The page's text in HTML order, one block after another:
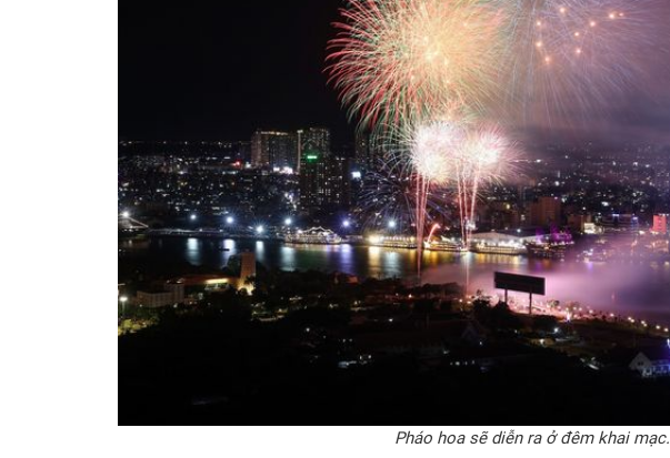
Pháo hoa sẽ diễn ra ở đêm khai mạc.